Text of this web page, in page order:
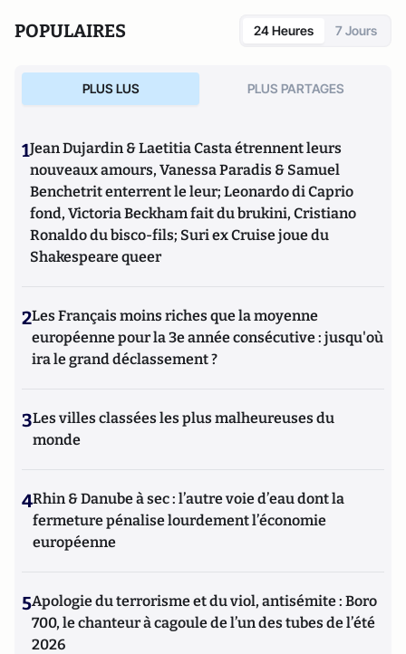
POPULAIRES 24 Heures 7 Jours
PLUS LUS PLUS PARTAGES
1Jean Dujardin & Laetitia Casta étrennent leurs
nouveaux amours, Vanessa Paradis & Samuel
Benchetrit enterrent le leur; Leonardo di Caprio
fond, Victoria Beckham fait du brukini, Cristiano
Ronaldo du bisco-fils; Suri ex Cruise joue du
Shakespeare queer
2Les Français moins riches que la moyenne
européenne pour la 3e année consécutive : jusqu'où
ira le grand déclassement ?
3Les villes classées les plus malheureuses du
monde
4Rhin & Danube à sec : l’autre voie d’eau dont la
fermeture pénalise lourdement l’économie
européenne
5Apologie du terrorisme et du viol, antisémite : Boro
700, le chanteur à cagoule de l’un des tubes de l’été
2026